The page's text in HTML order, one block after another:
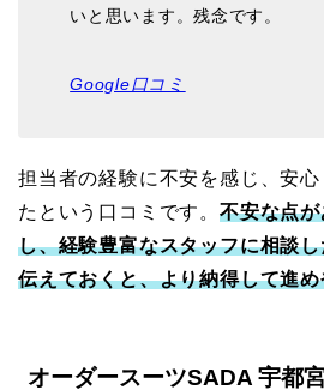
いと思います。残念です。
Google口コミ
担当者の経験に不安を感じ、安
たという口コミです。 不安な点
し、経験豊富なスタッフに相談
伝えておくと、より納得して進
オーダースーツSADA 宇都